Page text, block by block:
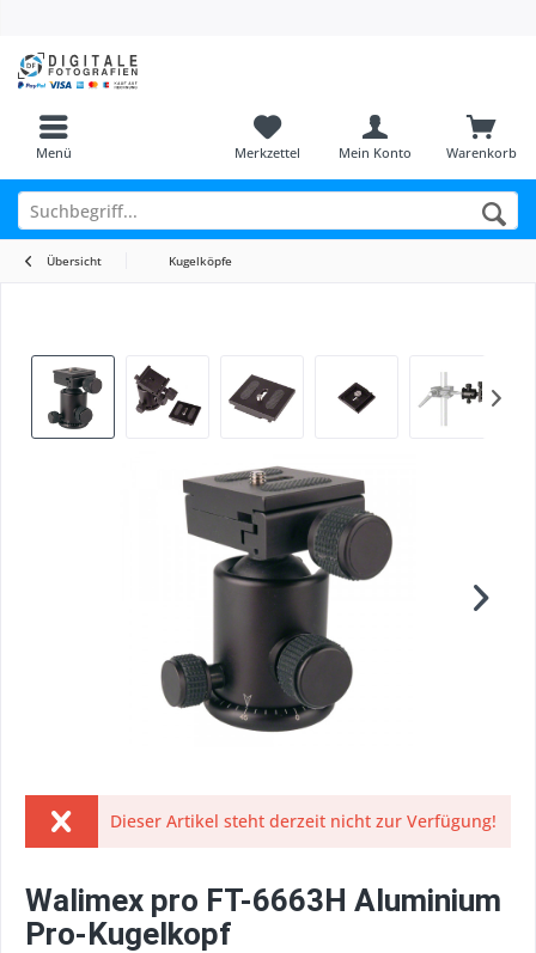
Menü Warenkorb
Merkzettel Mein Konto
Übersicht Kugelköpfe
Dieser Artikel steht derzeit nicht zur Verfügung!
Walimex pro FT-6663H Aluminium
Pro-Kugelkopf